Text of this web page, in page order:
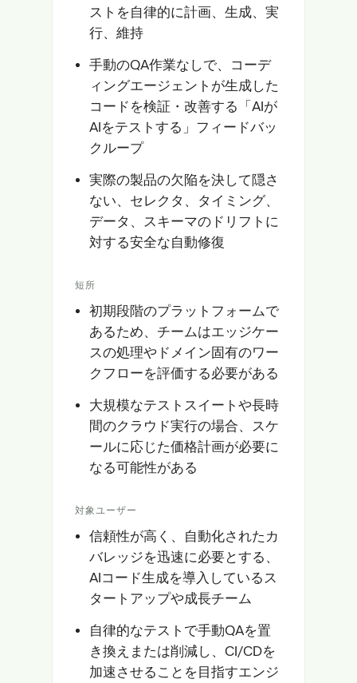
ストを自律的に計画、生成、実
行、維持
手動のQA作業なしで、コーデ
ィングエージェントが生成した
コードを検証・改善する「AIが
AIをテストする」フィードバッ
クループ
実際の製品の欠陥を決して隠さ
ない、セレクタ、タイミング、
データ、スキーマのドリフトに
対する安全な自動修復
短所
初期段階のプラットフォームで
あるため、チームはエッジケー
スの処理やドメイン固有のワー
クフローを評価する必要がある
大規模なテストスイートや長時
間のクラウド実行の場合、スケ
ールに応じた価格計画が必要に
なる可能性がある
対象ユーザー
信頼性が高く、自動化されたカ
バレッジを迅速に必要とする、
AIコード生成を導入しているス
タートアップや成長チーム
自律的なテストで手動QAを置
き換えまたは削減し、CI/CDを
加速させることを目指すエンジ